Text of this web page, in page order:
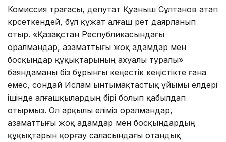
Комиссия төрағасы, депутат Қуаныш Сұлтанов атап
көрсеткендей, бұл құжат алғаш рет даярланып
отыр. «Қазақстан Республикасындағы
оралмандар, азаматтығы жоқ адамдар мен
босқындар құқықтарының ахуалы туралы»
баяндаманы біз бұрынғы кеңестік кеңістікте ғана
емес, сондай Ислам ынтымақтастық ұйымы елдері
ішінде алғашқылардың бірі болып қабылдап
отырмыз. Ол арқылы еліміз оралмандар,
азаматтығы жоқ адамдар мен босқындардың
құқықтарын қорғау саласындағы отандық